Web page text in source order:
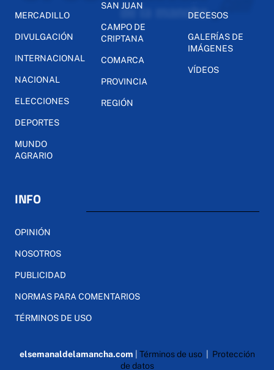
MERCADILLO
DIVULGACIÓN
INTERNACIONAL
NACIONAL
ELECCIONES
DEPORTES
MUNDO
AGRARIO
SAN JUAN
CAMPO DE
CRIPTANA
COMARCA
PROVINCIA
REGIÓN
DECESOS
GALERÍAS DE
IMÁGENES
VÍDEOS
INFO
OPINIÓN
NOSOTROS
PUBLICIDAD
NORMAS PARA COMENTARIOS
TÉRMINOS DE USO
elsemanaldelamancha.com Términos de uso| Protección
de datos